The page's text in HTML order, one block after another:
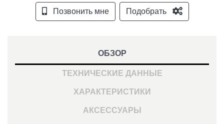
Позвонить мне Подобрать
ОБЗОР
ТЕХНИЧЕСКИЕ ДАННЫЕ
ХАРАКТЕРИСТИКИ
АКСЕССУАРЫ